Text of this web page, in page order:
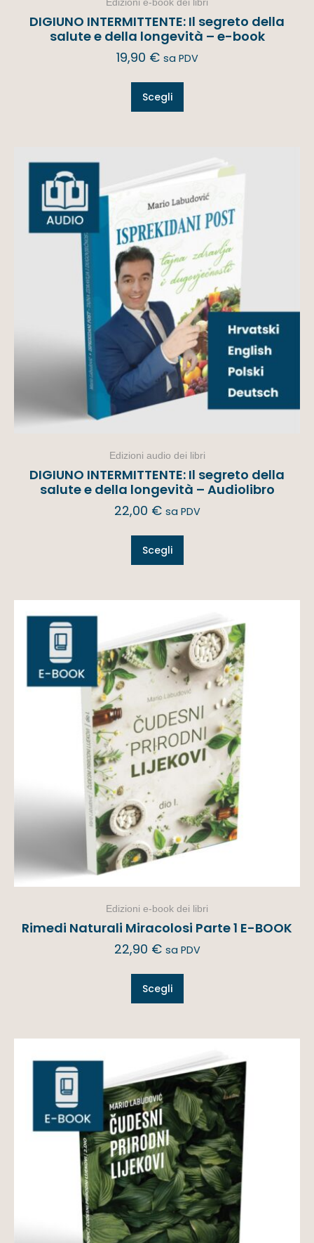
DIGIUNO INTERMITTENTE: Il segreto della
salute e della longevità – e-book
19,90 € sa PDV
Scegli
Edizioni audio dei libri
DIGIUNO INTERMITTENTE: Il segreto della
salute e della longevità – Audiolibro
22,00 € sa PDV
Scegli
Edizioni e-book dei libri
Rimedi Naturali Miracolosi Parte 1 E-BOOK
22,90 € sa PDV
Scegli